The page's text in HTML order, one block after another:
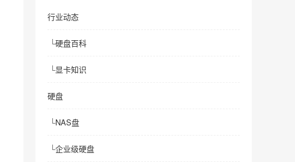
行业动态
└硬盘百科
└显卡知识
硬盘
└NAS盘
└企业级硬盘